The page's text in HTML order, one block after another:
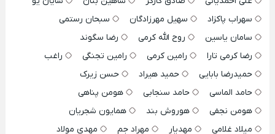
سهراب پاکزاد
سهیل مهرزادگان
سبحان رستمی
سامان یاسین
روح الله کرمی
رضا سگوند
رضا کرمی تارا
رامین کرمی رامین تجنگی
راغب
حمیدرضا بابایی
حمید هیراد
حسن زیرک
حامد الماسی
حامد سنجابی
هومن پناهی
هومن نجفی
هوروش بند
همایون شجریان
میلاد غلامی
مهدیار مهراد جم
مهدی مولاد